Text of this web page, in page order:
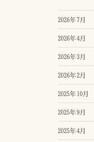
2026年7月
2026年4月
2026年3月
2026年2月
2025年10月
2025年9月
2025年4月